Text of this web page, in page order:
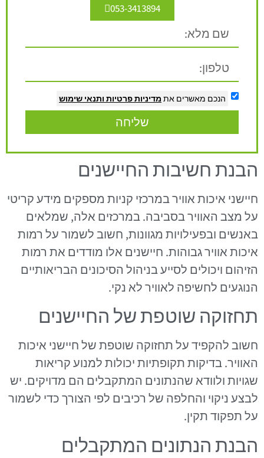
053-3413894
הנכם מאשרים את מדיניות פרטיות ותנאי שימוש
שליחה
הבנת חשיבות החיישנים
חיישני איכות אוויר במרכזי קניות מספקים מידע קריטי
על מצב האוויר בסביבה. במרכזים אלה, שמלאים
באנשים ובפעילויות מגוונות, חשוב לשמור על רמות
איכות אוויר גבוהות. חיישנים אלו מודדים את רמות
הזיהום ויכולים לסייע בניהול הסיכונים הבריאותיים
הנוגעים לחשיפה לאוויר לא נקי.
תחזוקה שוטפת של החיישנים
חשוב להקפיד על תחזוקה שוטפת של חיישני איכות
האוויר. בדיקות תקופתיות יכולות למנוע קריאות
שגויות ולוודא שהנתונים המתקבלים הם מדויקים. יש
לבצע ניקוי והחלפה של רכיבים לפי הצורך כדי לשמור
על תפקוד תקין.
הבנת הנתונים המתקבלים